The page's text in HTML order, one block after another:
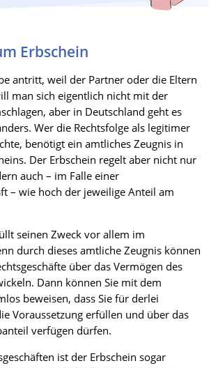
Erbschein
antritt, weil der Partner oder die Eltern
man sich eigentlich nicht mit der
aber in Deutschland geht es
Wer die Rechtsfolge als legitimer
benötigt ein amtliches Zeugnis in
Der Erbschein regelt aber nicht nur
auch – im Falle einer
– wie hoch der jeweilige Anteil am
seinen Zweck vor allem im
durch dieses amtliche Zeugnis können
über das Vermögen des
Dann können Sie mit dem
beweisen, dass Sie für derlei
Voraussetzung erfüllen und über das
verfügen dürfen.
ist der Erbschein sogar